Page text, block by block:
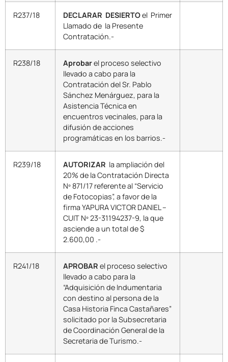
R237/18 DECLARAR DESIERTOel Primer
Llamado de la Presente
Contratación.-
R238/18 Aprobarel proceso selectivo
llevado a cabo para la
Contratación del Sr. Pablo
Sánchez Menárguez, para la
Asistencia Técnica en
encuentros vecinales, para la
difusión de acciones
programáticas en los barrios.-
R239/18 AUTORIZAR la ampliación del
20% de la Contratación Directa
Nº 871/17 referente al “Servicio
de Fotocopias”, a favor de la
firma YAPURA VICTOR DANIEL –
CUIT Nº 23-31194237-9, la que
asciende a un total de $
2.600,00 .-
R241/18 APROBAR el proceso selectivo
llevado a cabo para la
“Adquisición de Indumentaria
con destino al persona de la
Casa Historia Finca Castañares”
solicitado por la Subsecretaria
de Coordinación General de la
Secretaria de Turismo.-